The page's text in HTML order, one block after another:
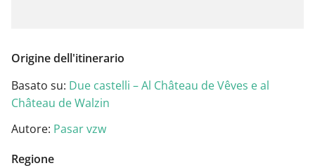
Origine dell'itinerario
Basato su: Due castelli – Al Château de Vêves e al
Château de Walzin
Autore: Pasar vzw
Regione